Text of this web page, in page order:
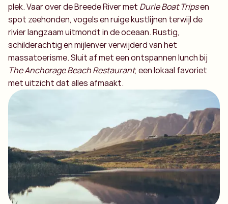
plek. Vaar over de Breede River met Durie Boat Tripsen
spot zeehonden, vogels en ruige kustlijnen terwijl de
rivier langzaam uitmondt in de oceaan. Rustig,
schilderachtig en mijlenver verwijderd van het
massatoerisme. Sluit af met een ontspannen lunch bij
The Anchorage Beach Restaurant, een lokaal favoriet
met uitzicht dat alles afmaakt.